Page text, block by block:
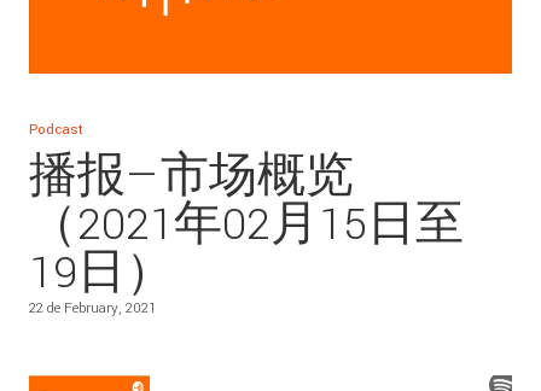
Podcast
播报—市场概览
（2021年02月15日至
19日）
22 de February, 2021